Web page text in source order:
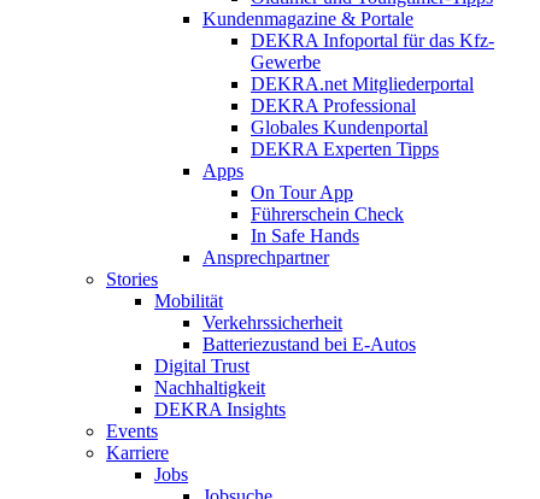
Kundenmagazine & Portale
DEKRA Infoportal für das Kfz-
Gewerbe
DEKRA.net Mitgliederportal
DEKRA Professional
Globales Kundenportal
DEKRA Experten Tipps
Apps
On Tour App
Führerschein Check
In Safe Hands
Ansprechpartner
Stories
Mobilität
Verkehrssicherheit
Batteriezustand bei E-Autos
Digital Trust
Nachhaltigkeit
DEKRA Insights
Events
Karriere
Jobs